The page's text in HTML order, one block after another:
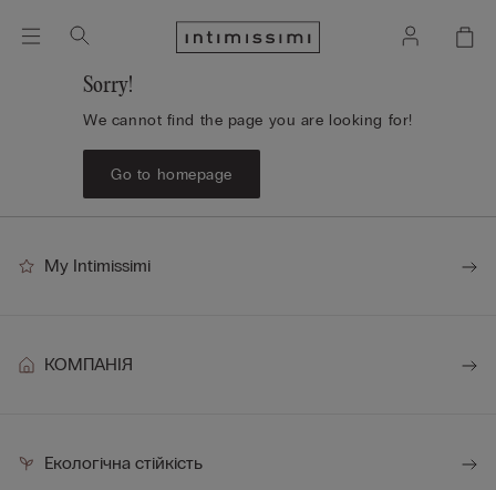
Sorry!
We cannot find the page you are looking for!
Go to homepage
My Intimissimi
КОМПАНІЯ
Екологічна стійкість